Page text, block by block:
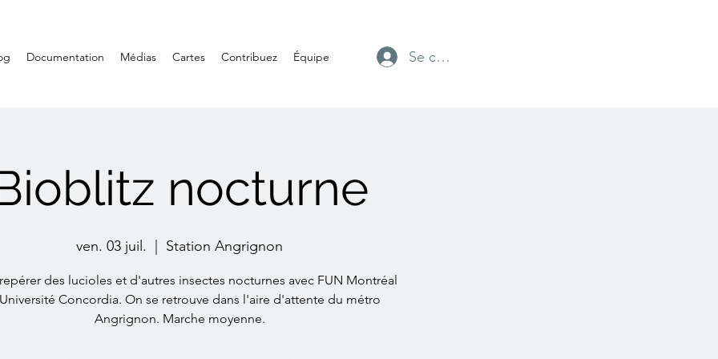
Documentation Médias Cartes Contribuez Équipe Se connecter
nocturne
ven. 03 juil. Station Angrignon
des lucioles et d'autres insectes nocturnes avec FUN Montréal
Concordia. On se retrouve dans l'aire d'attente du métro
Angrignon. Marche moyenne.